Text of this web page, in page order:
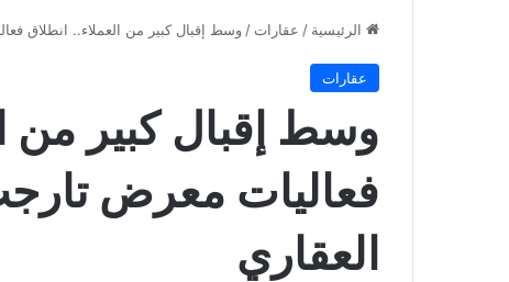
الرئيسية / عقارات / وسط إقبال كبير من العملاء.. انطلاق
عقارات
وسط إقبال كبير من
فعاليات معرض
العقاري